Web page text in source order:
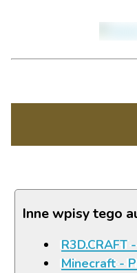
Inne wpisy tego
Minecraft -